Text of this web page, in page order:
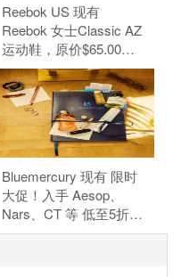
Reebok US 现有
Reebok 女士Classic AZ
运动鞋，原价$65.00，
现特价$48.99（约
331.59元）。 无需使用
优惠码。 优惠随时可能
失效。
Bluemercury 现有 限时
大促！入手 Aesop、
Nars、CT 等 低至5折。
部分商品可叠加额外8.5